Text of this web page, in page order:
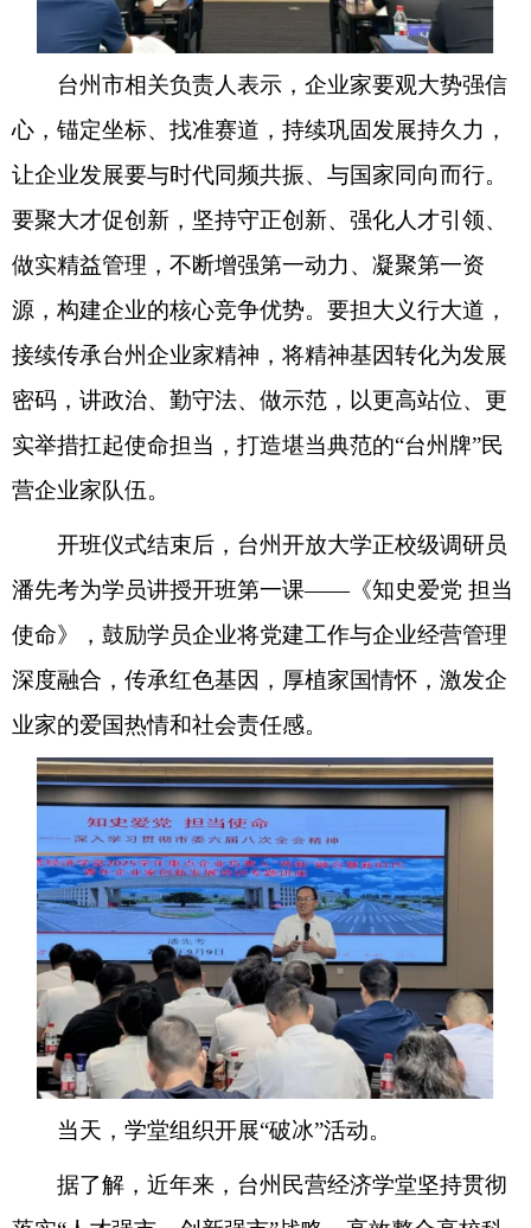
台州市相关负责人表示 ， 企业家要观大势强信
心 ， 锚定坐标、找准赛道 ， 持续巩固发展持久力 ，
让企业发展要与时代同频共振、与国家同向而行。
要聚大才促创新 ， 坚持守正创新、强化人才引领、
做实精益管理 ， 不断增强第一动力、凝聚第一资
源 ， 构建企业的核心竞争优势。要担大义行大道 ，
接续传承台州企业家精神 ， 将精神基因转化为发展
密码 ， 讲政治、勤守法、做示范 ， 以更高站位、更
实举措扛起使命担当 ， 打造堪当典范的“台州牌”民
营企业家队伍。
开班仪式结束后 ， 台州开放大学正校级调研员
潘先考为学员讲授开班第一课——《知史爱党 担当
使命》
， 鼓励学员企业将党建工作与企业经营管理
深度融合 ， 传承红色基因 ， 厚植家国情怀 ， 激发企
业家的爱国热情和社会责任感。
当天 ， 学堂组织开展“破冰”活动。
据了解 ， 近年来， 台州民营经济学堂坚持贯彻